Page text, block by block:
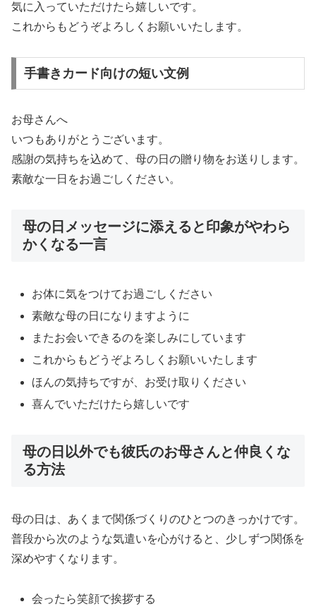
気に入っていただけたら嬉しいです。
これからもどうぞよろしくお願いいたします。
手書きカード向けの短い文例
お母さんへ
いつもありがとうございます。
感謝の気持ちを込めて、母の日の贈り物をお送りします。
素敵な一日をお過ごしください。
母の日メッセージに添えると印象がやわら
かくなる一言
お体に気をつけてお過ごしください
素敵な母の日になりますように
またお会いできるのを楽しみにしています
これからもどうぞよろしくお願いいたします
ほんの気持ちですが、お受け取りください
喜んでいただけたら嬉しいです
母の日以外でも彼氏のお母さんと仲良くな
る方法
母の日は、あくまで関係づくりのひとつのきっかけです。
普段から次のような気遣いを心がけると、少しずつ関係を
深めやすくなります。
会ったら笑顔で挨拶する